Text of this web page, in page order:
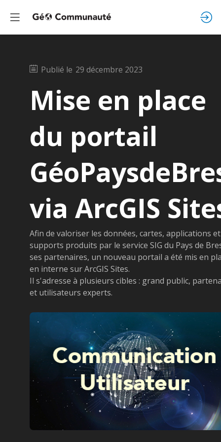
Publié le 29 décembre 2023
Mise en place
du portail
via ArcGIS
Afin de valoriser les données, cartes, applications et
supports produits par le service SIG du Pays de
ses partenaires, un nouveau portail a été mis en
en interne sur ArcGIS Sites.
Il s'adresse à plusieurs cibles : grand public,
et utilisateurs experts.